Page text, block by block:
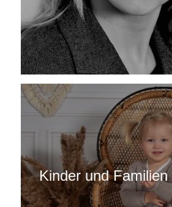
Kinder und Familien